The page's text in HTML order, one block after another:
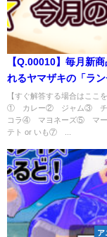
【Q.00010】毎月新
れるヤマザキの「ラ
ク」。10月中旬頃発
発売の新商品」の商
～⑦のうち名前に含ま
【すぐ解答する場合はここ
① カレー② ジャム③ チ
コラ④ マヨネーズ⑤ マ
テト or いも⑦ ...
ア